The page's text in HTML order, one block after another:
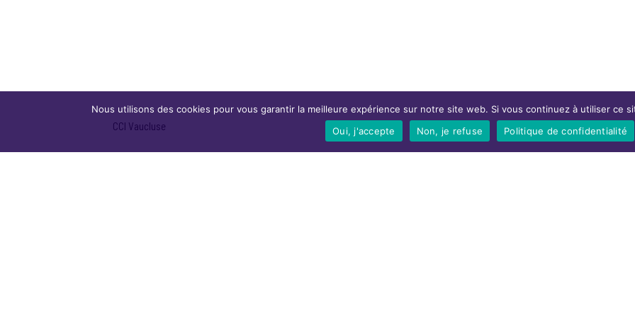
CCI Vaucluse
Nous utilisons des cookies pour vous garantir la meilleure expérience sur notre site web. Si vous continuez à utiliser ce
Oui, j'accepte
Non, je refuse Politique de confidentialité